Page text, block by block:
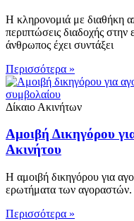
Η κληρονομιά με διαθήκη
περιπτώσεις διαδοχής
άνθρωπος έχει συντάξει
Περισσότερα »
Δίκαιο Ακινήτων
Αμοιβή Δικηγόρου
Ακινήτου
Η αμοιβή δικηγόρου για
ερωτήματα των αγοραστών.
Περισσότερα »